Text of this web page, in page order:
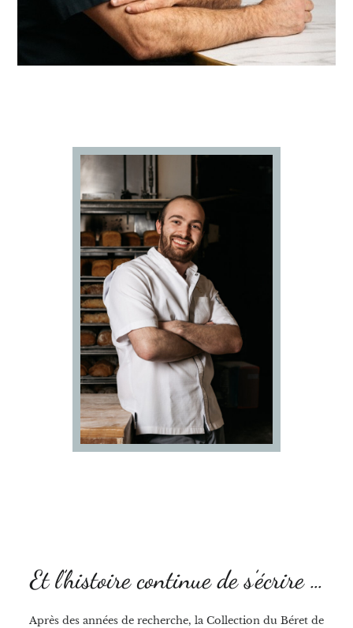
Et l’histoire continue de s’écrire …
Après des années de recherche, la Collection du Béret de